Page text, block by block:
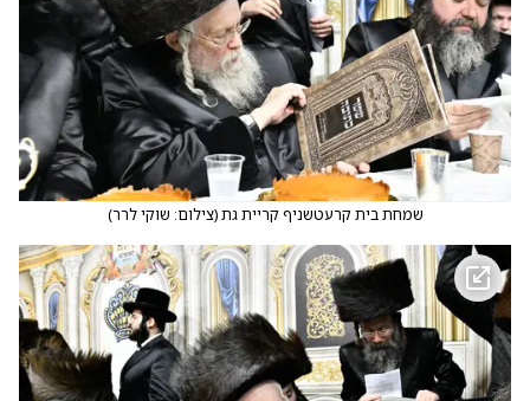
שמחת בית קרעטשניף קריית גת(צילום: שוקי לרר)